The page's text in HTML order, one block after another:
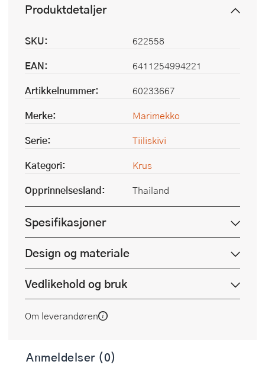
Produktdetaljer
SKU:
622558
EAN:
6411254994221
Artikkelnummer:
60233667
Merke:
Marimekko
Serie:
Tiiliskivi
Kategori:
Krus
Opprinnelsesland:
Thailand
Spesifikasjoner
Design og materiale
Vedlikehold og bruk
Om leverandøren
Anmeldelser (0)